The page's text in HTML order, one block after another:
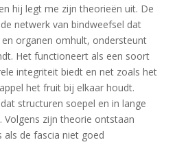
hij legt me zijn theorieën uit. De
netwerk van bindweefsel dat
organen omhult, ondersteunt
Het functioneert als een soort
integriteit biedt en net zoals het
het fruit bij elkaar houdt.
structuren soepel en in lange
Volgens zijn theorie ontstaan
als de fascia niet goed